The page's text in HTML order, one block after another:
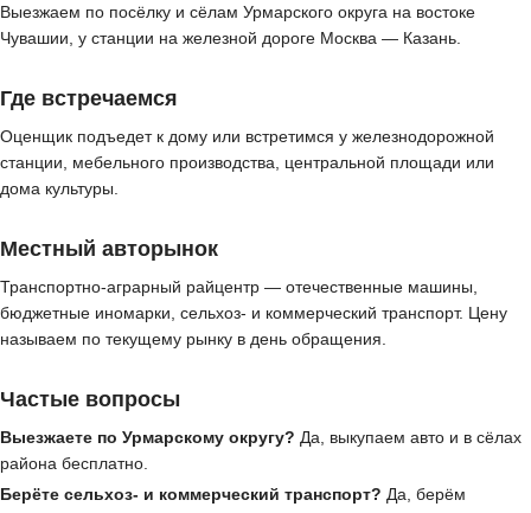
Выезжаем по посёлку и сёлам Урмарского округа на востоке
Чувашии, у станции на железной дороге Москва — Казань.
Где встречаемся
Оценщик подъедет к дому или встретимся у железнодорожной
станции, мебельного производства, центральной площади или
дома культуры.
Местный авторынок
Транспортно-аграрный райцентр — отечественные машины,
бюджетные иномарки, сельхоз- и коммерческий транспорт. Цену
называем по текущему рынку в день обращения.
Частые вопросы
Выезжаете по Урмарскому округу? Да, выкупаем авто и в сёлах
района бесплатно.
Берёте сельхоз- и коммерческий транспорт? Да, берём